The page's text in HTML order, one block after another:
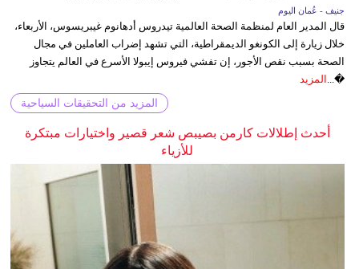
جنيف - عُمان اليوم
قال المدير العام لمنظمة الصحة العالمية تيدروس أدهانوم غيبريسوس، الأربعاء،
خلال زيارة إلى الكونغو الديمقراطية، التي تشهد إضراب العاملين في مجال
الصحة بسبب نقص الأجور، إن تفشي فيروس إيبولا الأسرع في العالم يتجاوز
�...
المزيد
المزيد من التحقيقات السياحية
أحدث إطلالات كارمن بصيبص شعر قصير واختيارات مبتكرة
للأزياء